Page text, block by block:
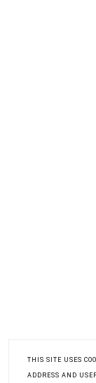
THIS SITE USES
ADDRESS AND